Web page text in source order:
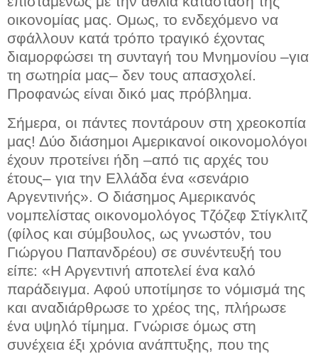
οικονομίας μας. Ομως, το ενδεχόμενο να
σφάλλουν κατά τρόπο τραγικό έχοντας
διαμορφώσει τη συνταγή του Μνημονίου –για
τη σωτηρία μας– δεν τους απασχολεί.
Προφανώς είναι δικό μας πρόβλημα.
Σήμερα, οι πάντες ποντάρουν στη χρεοκοπία
μας! Δύο διάσημοι Αμερικανοί οικονομολόγοι
έχουν προτείνει ήδη –από τις αρχές του
έτους– για την Ελλάδα ένα «σενάριο
Αργεντινής». Ο διάσημος Αμερικανός
νομπελίστας οικονομολόγος Τζόζεφ Στίγκλιτζ
(φίλος και σύμβουλος, ως γνωστόν, του
Γιώργου Παπανδρέου) σε συνέντευξή του
είπε: «Η Αργεντινή αποτελεί ένα καλό
παράδειγμα. Αφού υποτίμησε το νόμισμά της
και αναδιάρθρωσε το χρέος της, πλήρωσε
ένα υψηλό τίμημα. Γνώρισε όμως στη
συνέχεια έξι χρόνια ανάπτυξης, που της